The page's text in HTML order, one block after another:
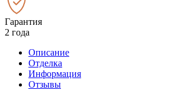
Гарантия
2 года
Описание
Отделка
Информация
Отзывы